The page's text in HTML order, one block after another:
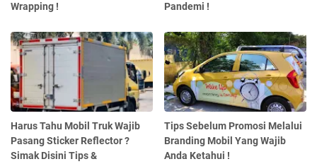
Wrapping !
Pandemi !
Harus Tahu Mobil Truk Wajib
Pasang Sticker Reflector ?
Simak Disini Tips &
Tips Sebelum Promosi Melalui
Branding Mobil Yang Wajib
Anda Ketahui !